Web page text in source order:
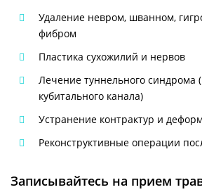
Удаление невром, шванном,
фибром
Пластика сухожилий и нервов
Лечение туннельного синдрома
кубитального канала)
Устранение контрактур и
Реконструктивные операции
Записывайтесь на прием